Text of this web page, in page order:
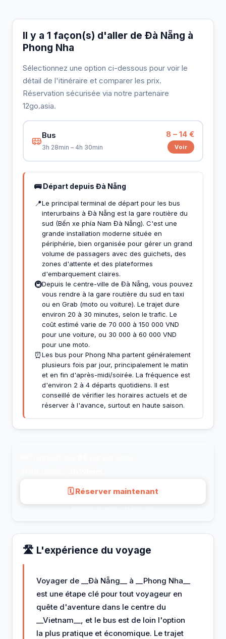
Il y a 1 façon(s) d'aller de Đà Nẵng à
Phong Nha
Sélectionnez une option ci-dessous pour voir le
détail de l'itinéraire et comparer les prix.
Réservation sécurisée via notre partenaire
12go.asia.
Bus
3h 28min – 4h 30min
8 – 14 €
Voir
🚌 Départ depuis Đà Nẵng
📍Le principal terminal de départ pour les bus
interurbains à Đà Nẵng est la gare routière du
sud (Bến xe phía Nam Đà Nẵng). C'est une
grande installation moderne située en
périphérie, bien organisée pour gérer un grand
volume de passagers avec des guichets, des
zones d'attente et des plateformes
d'embarquement claires.
🚇Depuis le centre-ville de Đà Nẵng, vous pouvez
vous rendre à la gare routière du sud en taxi
ou en Grab (moto ou voiture). Le trajet dure
environ 20 à 30 minutes, selon le trafic. Le
coût estimé varie de 70 000 à 150 000 VND
pour une voiture, ou 30 000 à 60 000 VND
pour une moto.
⏰Les bus pour Phong Nha partent généralement
plusieurs fois par jour, principalement le matin
et en fin d'après-midi/soirée. La fréquence est
d'environ 2 à 4 départs quotidiens. Il est
conseillé de vérifier les horaires actuels et de
réserver à l'avance, surtout en haute saison.
🗓 Réserver maintenant
🛣️ L'expérience du voyage
Voyager de __Đà Nẵng__ à __Phong Nha__
est une étape clé pour tout voyageur en
quête d'aventure dans le centre du
__Vietnam__, et le bus est de loin l'option
la plus pratique et économique. Le trajet